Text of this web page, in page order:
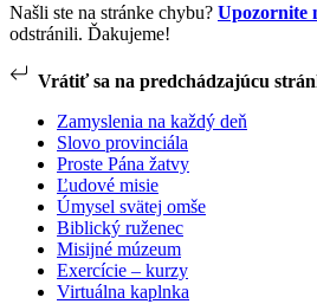
Našli ste na stránke chybu? Upozornite
odstránili. Ďakujeme!
Vrátiť sa na predchádzajúcu
Zamyslenia na každý deň
Slovo provinciála
Proste Pána žatvy
Ľudové misie
Úmysel svätej omše
Biblický ruženec
Misijné múzeum
Exercície – kurzy
Virtuálna kaplnka